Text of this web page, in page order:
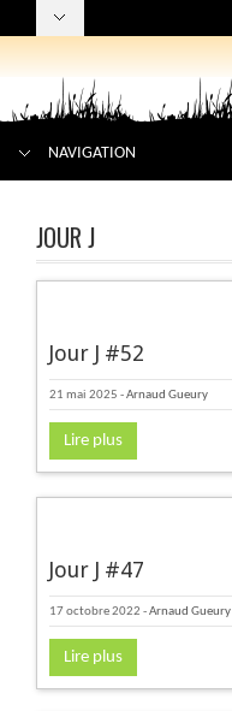
NAVIGATION
JOUR J
Jour J #52
21 mai 2025 -Arnaud Gueury
Lire plus
Jour J #47
17 octobre 2022 -Arnaud Gueury
Lire plus